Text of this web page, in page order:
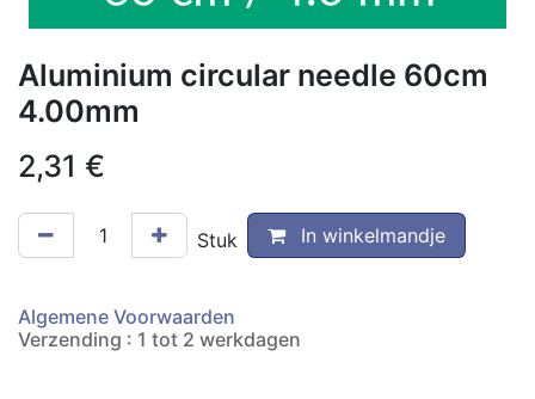
Aluminium circular needle 60cm
4.00mm
2,31 €
Stuk In winkelmandje
Algemene Voorwaarden
Verzending : 1 tot 2 werkdagen